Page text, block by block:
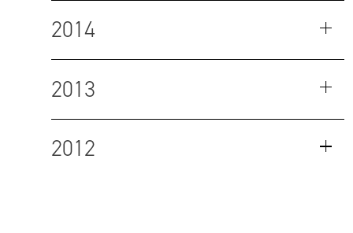
2014
2013
2012